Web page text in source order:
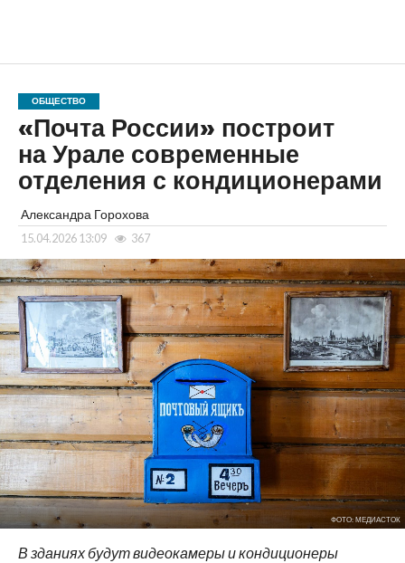
ОБЩЕСТВО
«Почта России» построит
на Урале современные
отделения с кондиционерами
Александра Горохова
15.04.2026 13:09 367
ФОТО: МЕДИАСТОК
В зданиях будут видеокамеры и кондиционеры